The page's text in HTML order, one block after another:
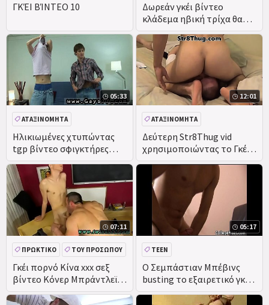
ΓΚΈΙ ΒΊΝΤΕΟ 10
Δωρεάν γκέι βίντεο
κλάδεμα ηβική τρίχα θα
απολαύσετε όλοι να
πιπιλίζουν
05:33
Ηλικιωμένες χτυπώντας
tgp βίντεο σφιγκτήρες
τιμή δήλωσε ότι ο Κάιλ
είχε μια τεράστια
ΑΤΑΞΙΝΌΜΗΤΑ
12:01
Δεύτερη Str8Thug vid
χρησιμοποιώντας το Γκέι
Γκέι γουρούνι να
πιπιλίζουν το πουλί του
κακού κολεγιόπαιδο
Κόκκινο & # 039; s
ΑΤΑΞΙΝΌΜΗΤΑ
07:11
Γκέι πορνό Κίνα xxx σεξ
βίντεο Κόνερ Μπράντλεϊ
γράφει μια απολογητική
ΠΡΩΚΤΙΚΌ ΤΟΥ ΠΡΟΣΏΠΟΥ
05:17
Ο Σεμπάστιαν Μπέβινς
busting το εξαιρετικό γκέι
βίντεο
TEEN